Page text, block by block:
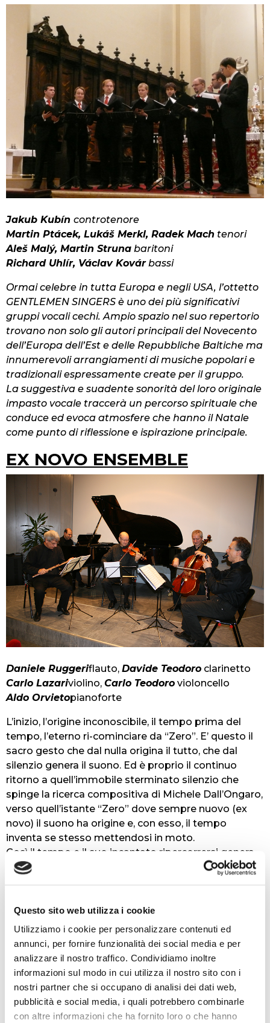
Questo sito web utilizza i cookie
Utilizziamo i cookie per personalizzare contenuti ed
annunci, per fornire funzionalità dei social media e per
analizzare il nostro traffico. Condividiamo inoltre
informazioni sul modo in cui utilizza il nostro sito con i
nostri partner che si occupano di analisi dei dati web,
pubblicità e social media, i quali potrebbero combinarle
con altre informazioni che ha fornito loro o che hanno
Jakub Kubín controtenore
Martin Ptácek, Lukáš Merkl, Radek Mach tenori
Aleš Malý, Martin Struna baritoni
Richard Uhlír, Václav Kovárbassi
Ormai celebre in tutta Europa e negli USA, l’ottetto
GENTLEMEN SINGERS è uno dei più significativi
gruppi vocali cechi. Ampio spazio nel suo repertorio
trovano non solo gli autori principali del Novecento
dell’Europa dell’Est e delle Repubbliche Baltiche ma
innumerevoli arrangiamenti di musiche popolari e
tradizionali espressamente create per il gruppo.
La suggestiva e suadente sonorità del loro originale
impasto vocale traccerà un percorso spirituale che
conduce ed evoca atmosfere che hanno il Natale
come punto di riflessione e ispirazione principale.
EX NOVO ENSEMBLE
Daniele Ruggeriflauto, Davide Teodoro clarinetto
Carlo Lazariviolino, Carlo Teodoro violoncello
Aldo Orvietopianoforte
L’inizio, l’origine inconoscibile, il tempo prima del
tempo, l’eterno ri-cominciare da “Zero”. E’ questo il
sacro gesto che dal nulla origina il tutto, che dal
silenzio genera il suono. Ed è proprio il continuo
ritorno a quell’immobile sterminato silenzio che
spinge la ricerca compositiva di Michele Dall’Ongaro,
verso quell’istante “Zero” dove sempre nuovo (ex
novo) il suono ha origine e, con esso, il tempo
inventa se stesso mettendosi in moto.
Così il tempo e il suo incantato ripercorrersi genera
la vita, si fa terra e mare, si veste della sacra voce
condannandosi alla caducità, all’estinzione.
Ed è proprio questa incapacità di sentire, questa
perdita dell’eterno, questa caduta dal paradiso, che
viene descritta nella parabola compositiva di “The
apple tree” di Ludovico Einaudi. Dove il suono, in
origine puro, si macchia del peccato, corrompendosi
a causa di quel frutto proibito di conoscenza,
divenendo carne e sangue e facendosi umano,